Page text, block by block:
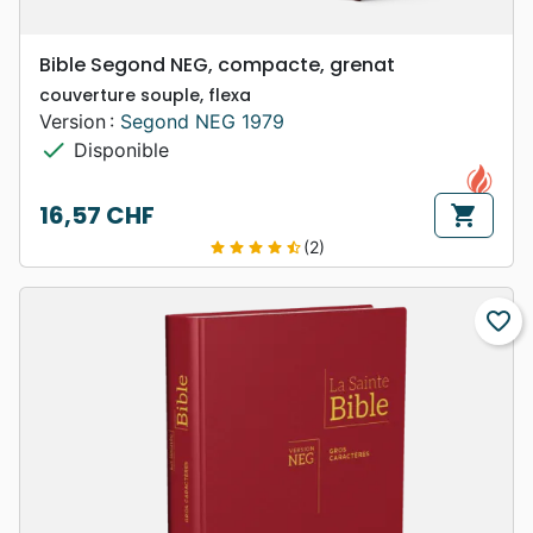
Bible Segond NEG, compacte, grenat
couverture souple, flexa
Version : Segond NEG 1979
check Disponible
Prix
16,57 CHF shopping_cart
star star star star star_half(2)
favorite_border